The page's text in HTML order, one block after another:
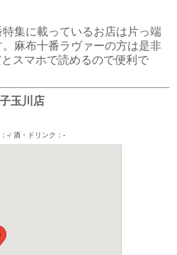
集に載っているお店は片っ端
麻布十番ラヴァーの方は是非
スマホで読めるので便利で
玉川店